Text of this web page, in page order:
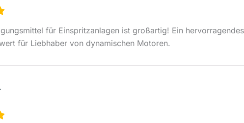
für Einspritzanlagen ist großartig! Ein
für Liebhaber von dynamischen Motoren.